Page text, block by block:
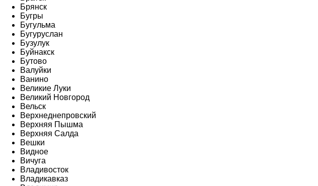
Брянск
Бугры
Бугульма
Бугуруслан
Бузулук
Буйнакск
Бутово
Валуйки
Ванино
Великие Луки
Великий Новгород
Вельск
Верхнеднепровский
Верхняя Пышма
Верхняя Салда
Вешки
Видное
Вичуга
Владивосток
Владикавказ